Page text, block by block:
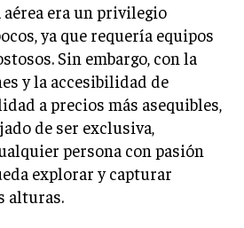
era un privilegio
ya que requería equipos
Sin embargo, con la
y la accesibilidad de
a precios más asequibles,
de ser exclusiva,
persona con pasión
explorar y capturar
alturas.